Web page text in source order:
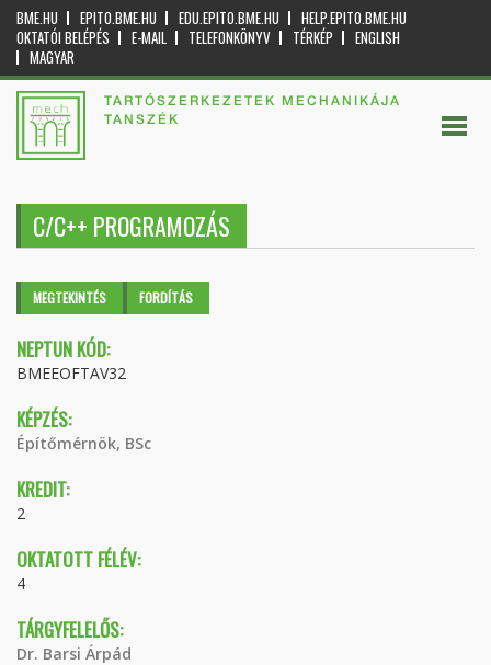
BME.HU EPITO.BME.HU EDU.EPITO.BME.HU
HELP.EPITO.BME.HU
OKTATÓI BELÉPÉS
E-MAIL TELEFONKÖNYV TÉRKÉP
ENGLISH
MAGYAR
TARTÓSZERKEZETEK MECHANIKÁJA
TANSZÉK
C/C++ PROGRAMOZÁS
Elsődleges fülek
MEGTEKINTÉS (AKTÍVFORDÍTÁS
NEPTUN KÓD:
BMEEOFTAV32
KÉPZÉS:
Építőmérnök, BSc
KREDIT:
2
OKTATOTT FÉLÉV:
4
TÁRGYFELELŐS:
Dr. Barsi Árpád